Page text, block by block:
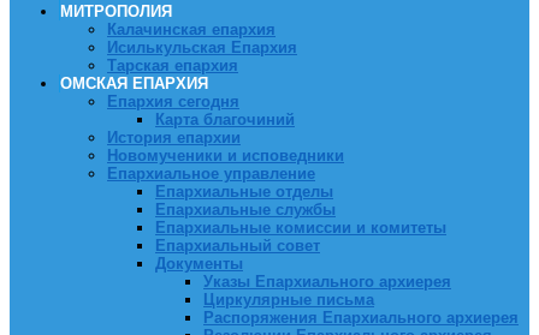
МИТРОПОЛИЯ
Калачинская епархия
Исилькульская Епархия
Тарская епархия
ОМСКАЯ ЕПАРХИЯ
Епархия сегодня
Карта благочиний
История епархии
Новомученики и исповедники
Епархиальное управление
Епархиальные отделы
Епархиальные службы
Епархиальные комиссии и комитеты
Епархиальный совет
Документы
Указы Епархиального архиерея
Циркулярные письма
Распоряжения Епархиального архиерея